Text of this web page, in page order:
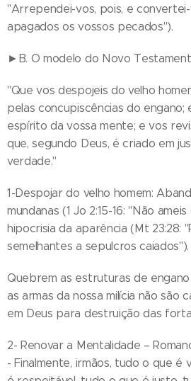
"Arrependei-vos, pois, e
apagados os vossos pecados").
►B. O modelo do Novo
"Que vos despojeis do velho
pelas concupiscências do engano;
espírito da vossa mente; e vos
que, segundo Deus, é criado em
verdade."
1-Despojar do velho homem:
mundanas (1 Jo 2:15-16: "Não
hipocrisia da aparência (Mt 23:28:
semelhantes a sepulcros caiados").
Quebrem as estruturas de engano
as armas da nossa milícia não são
em Deus para destruição das
2- Renovar a Mentalidade –
- Finalmente, irmãos, tudo o que é